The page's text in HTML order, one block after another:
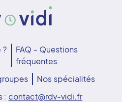
?
FAQ - Questions
fréquentes
Nos spécialités
: contact@rdv-vidi.fr